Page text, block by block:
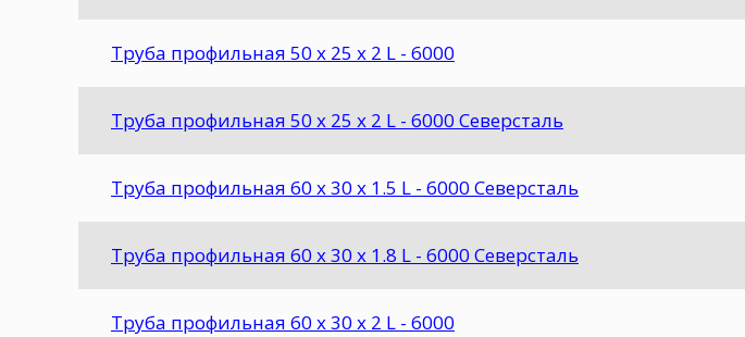
Труба профильная 50 х 25 х 2 L - 6000
Труба профильная 50 х 25 х 2 L - 6000 Северсталь
Труба профильная 60 х 30 х 1.5 L - 6000 Северсталь
Труба профильная 60 х 30 х 1.8 L - 6000 Северсталь
Труба профильная 60 х 30 х 2 L - 6000